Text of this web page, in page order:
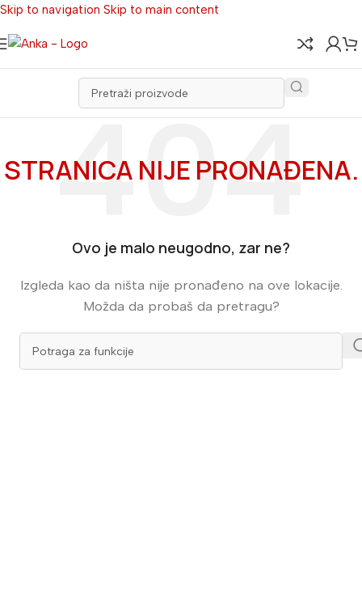
Skip to navigation Skip to main content
STRANICA NIJE PRONAĐENA.
Ovo je malo neugodno, zar ne?
Izgleda kao da ništa nije pronađeno na ove lokacije.
Možda da probaš da pretragu?